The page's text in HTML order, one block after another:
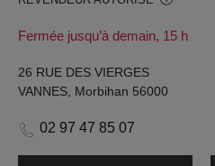
Fermée jusqu’à demain, 15 h
26 RUE DES VIERGES
VANNES, Morbihan 56000
02 97 47 85 07